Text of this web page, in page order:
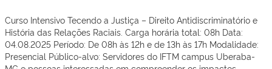
Curso Intensivo Tecendo a Justiça – Direito Antidiscriminatório e
História das Relações Raciais. Carga horária total: 08h Data:
04.08.2025 Período: De 08h às 12h e de 13h às 17h Modalidade:
Presencial Público-alvo: Servidores do IFTM campus Uberaba-